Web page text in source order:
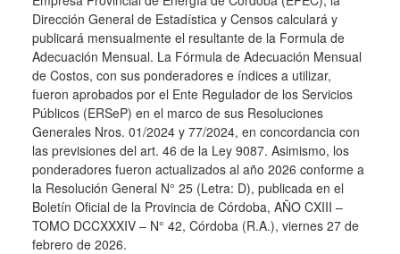
Dirección General de Estadística y Censos calculará y
publicará mensualmente el resultante de la Formula de
Adecuación Mensual. La Fórmula de Adecuación Mensual
de Costos, con sus ponderadores e índices a utilizar,
fueron aprobados por el Ente Regulador de los Servicios
Públicos (ERSeP) en el marco de sus Resoluciones
Generales Nros. 01/2024 y 77/2024, en concordancia con
las previsiones del art. 46 de la Ley 9087. Asimismo, los
ponderadores fueron actualizados al año 2026 conforme a
la Resolución General N° 25 (Letra: D), publicada en el
Boletín Oficial de la Provincia de Córdoba, AÑO CXIII –
TOMO DCCXXXIV – N° 42, Córdoba (R.A.), viernes 27 de
febrero de 2026.